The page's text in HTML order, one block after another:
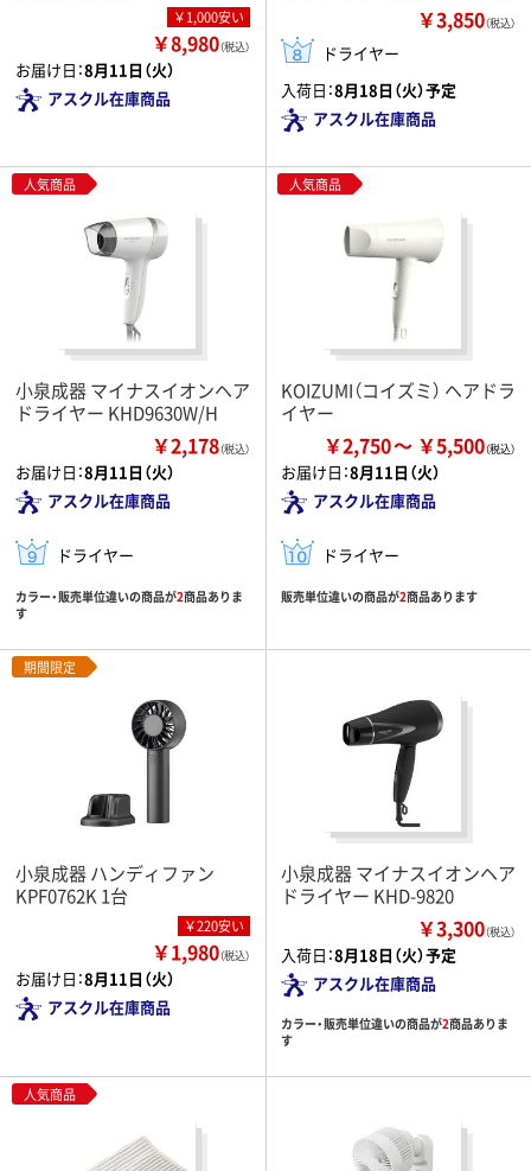
￥1,000安い
￥8,980（税込）
お届け日：8月11日（火）
アスクル在庫商品
￥3,850（税込）
ドライヤー
入荷日：8月18日（火）予定
アスクル在庫商品
人気商品
小泉成器 マイナスイオンヘア
ドライヤー KHD9630W/H
￥2,178（税込）
お届け日：8月11日（火）
アスクル在庫商品
ドライヤー
カラー・販売単位違いの商品が2商品ありま
す
人気商品
KOIZUMI（コイズミ） ヘアドラ
イヤー
￥2,750 ￥5,500
お届け日：8月11日（火）
アスクル在庫商品
ドライヤー
販売単位違いの商品が2商品あります
期間限定
小泉成器 ハンディファン
KPF0762K 1台
￥220安い
￥1,980（税込）
お届け日：8月11日（火）
アスクル在庫商品
小泉成器 マイナスイオンヘア
ドライヤー KHD-9820
￥3,300（税込）
入荷日：8月18日（火）予定
アスクル在庫商品
カラー・販売単位違いの商品が2商品ありま
す
人気商品